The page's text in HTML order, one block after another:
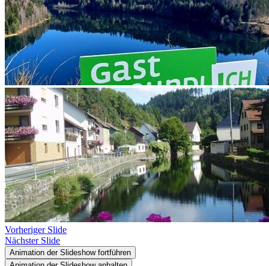
Vorheriger Slide
Nächster Slide
Animation der Slideshow fortführen